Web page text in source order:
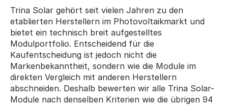
Trina Solar gehört seit vielen Jahren zu den
etablierten Herstellern im Photovoltaikmarkt und
bietet ein technisch breit aufgestelltes
Modulportfolio. Entscheidend für die
Kaufentscheidung ist jedoch nicht die
Markenbekanntheit, sondern wie die Module im
direkten Vergleich mit anderen Herstellern
abschneiden. Deshalb bewerten wir alle Trina Solar-
Module nach denselben Kriterien wie die übrigen 94